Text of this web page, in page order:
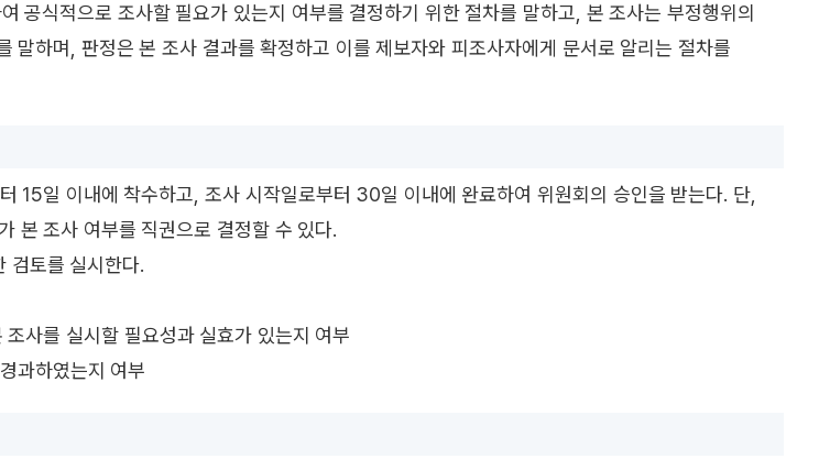
공식적으로 조사할 필요가 있는지 여부를 결정하기 위한 절차를 말하고, 본 조사는 부정행위의
말하며, 판정은 본 조사 결과를 확정하고 이를 제보자와 피조사자에게 문서로 알리는 절차를
15일 이내에 착수하고, 조사 시작일로부터 30일 이내에 완료하여 위원회의 승인을 받는다. 단,
본 조사 여부를 직권으로 결정할 수 있다.
검토를 실시한다.
사를 실시할 필요성과 실효가 있는지 여부
과하였는지 여부